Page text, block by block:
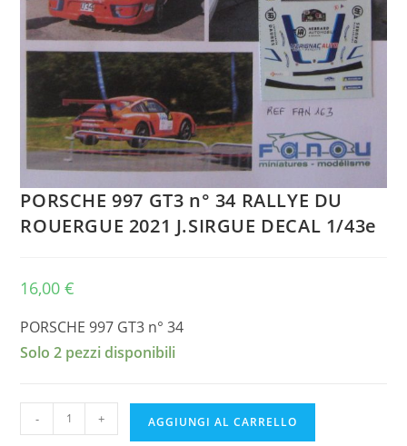
PORSCHE 997 GT3 n° 34 RALLYE DU
ROUERGUE 2021 J.SIRGUE DECAL 1/43e
16,00€
PORSCHE 997 GT3 n° 34
Solo 2 pezzi disponibili
PORSCHE
997
- + AGGIUNGI AL CARRELLO